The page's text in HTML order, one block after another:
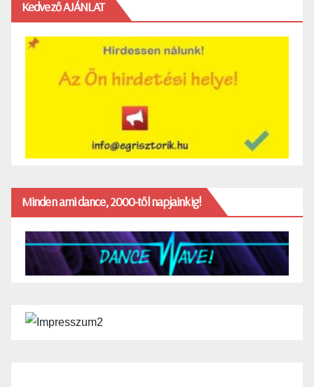
Kedvező AJÁNLAT
Minden ami dance, 2000-től napjainkig!